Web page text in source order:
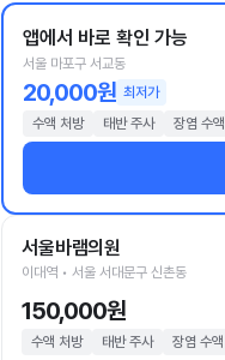
앱에서 바로 확인 가능
서울 마포구 서교동
20,000원 최저가
수액 처방
태반 주사 장염 수액
서울바램의원
이대역 • 서울 서대문구 신촌동
150,000원
수액 처방 태반 주사 장염 수액